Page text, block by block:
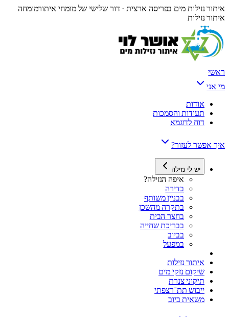
איתור נזילות מים בפריסה ארצית · דור שלישי של מומחי איתורמומחה
איתור נזילות
ראשי
מי אני
אודות
תעודות והסמכות
דוח לדוגמא
איך אפשר לעזור?
יש לי נזילה
איפה הנזילה?
בדירה
בבניין משותף
בתקרה מהשכן
בחצר הבית
בבריכת שחייה
בביוב
במפעל
איתור נזילות
שיקום נזקי מים
תיקוני צנרת
ייבוש תת־רצפתי
משאית ביוב